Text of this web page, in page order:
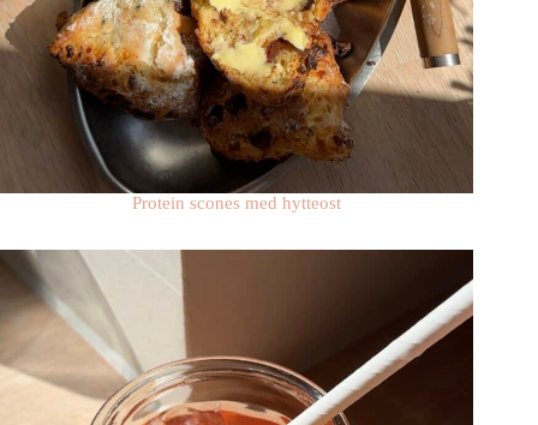
Protein scones med hytteost